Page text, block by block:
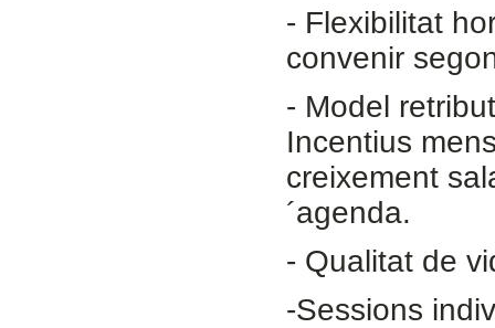
- ​Flexibilitat
convenir
- ​Model
Incentius
creixement
´agenda.
- ​Qualitat de
-Sessions